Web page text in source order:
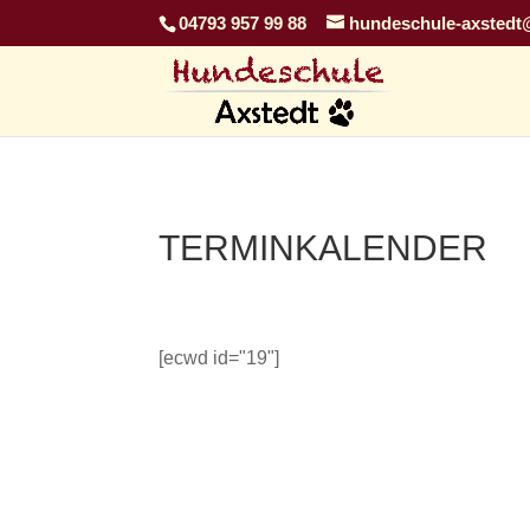
04793 957 99 88 hundeschule-
TERMINKALENDER
[ecwd id="19"]